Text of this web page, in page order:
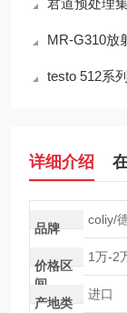
君道预处理
MR-G310放射
testo 512系
详细介绍
品牌
coliy/
价格区
间
1万-2
产地类
进口